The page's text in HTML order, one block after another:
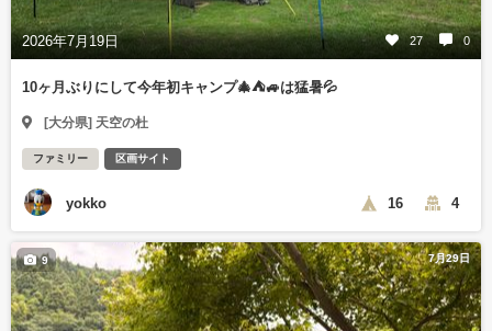
2026年7月19日 27 0
10ヶ月ぶりにして今年初キャンプ🎄⛺🚙は猛暑💦
[大分県] 天空の杜
ファミリー 区画サイト
yokko 16 4
7月29日
9